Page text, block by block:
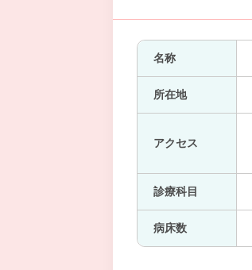
名称
所在地
アクセス
診療科目
病床数